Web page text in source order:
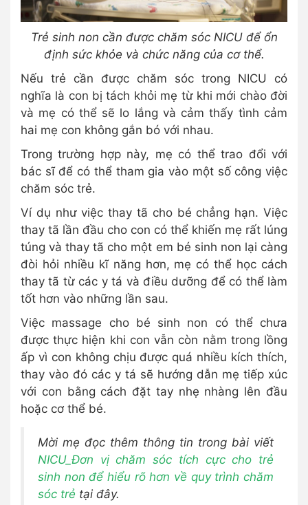
Trẻ sinh non cần được chăm sóc NICU để ổn
định sức khỏe và chức năng của cơ thể.
Nếu trẻ cần được chăm sóc trong NICU có
nghĩa là con bị tách khỏi mẹ từ khi mới chào đời
và mẹ có thể sẽ lo lắng và cảm thấy tình cảm
hai mẹ con không gắn bó với nhau.
Trong trường hợp này, mẹ có thể trao đổi với
bác sĩ để có thể tham gia vào một số công việc
chăm sóc trẻ.
Ví dụ như việc thay tã cho bé chẳng hạn. Việc
thay tã lần đầu cho con có thể khiến mẹ rất lúng
túng và thay tã cho một em bé sinh non lại càng
đòi hỏi nhiều kĩ năng hơn, mẹ có thể học cách
thay tã từ các y tá và điều dưỡng để có thể làm
tốt hơn vào những lần sau.
Việc massage cho bé sinh non có thể chưa
được thực hiện khi con vẫn còn nằm trong lồng
ấp vì con không chịu được quá nhiều kích thích,
thay vào đó các y tá sẽ hướng dẫn mẹ tiếp xúc
với con bằng cách đặt tay nhẹ nhàng lên đầu
hoặc cơ thể bé.
Mời mẹ đọc thêm thông tin trong bài viết
NICU_Đơn vị chăm sóc tích cực cho trẻ
sinh non để hiểu rõ hơn về quy trình chăm
sóc trẻ tại đây.